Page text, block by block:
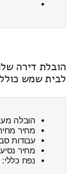
הובלת דירה
לבית שמש
הובלה
מחיר
עבודות
מחיר
נפח